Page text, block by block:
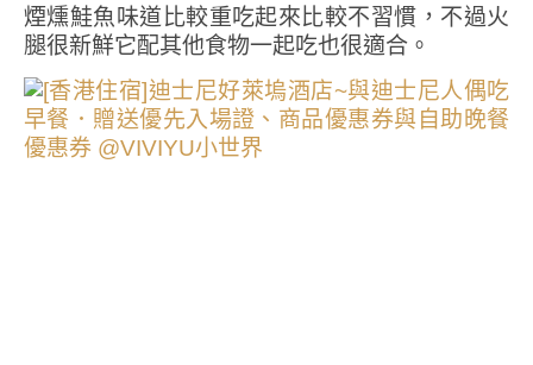
煙燻鮭魚味道比較重吃起來比較不習慣，不過火
腿很新鮮它配其他食物一起吃也很適合。